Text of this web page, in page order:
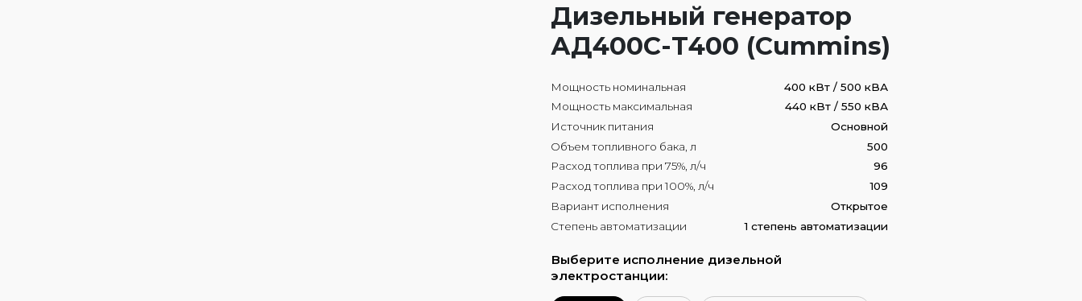
Дизельный генератор
АД400С-Т400 (Cummins)
Мощность номинальная
400 кВт / 500 кВА
Мощность максимальная
440 кВт / 550 кВА
Источник питания
Основной
Объем топливного бака, л
500
Расход топлива при 75%, л/ч
96
Расход топлива при 100%, л/ч
109
Вариант исполнения
Открытое
Степень автоматизации
1 степень автоматизации
Выберите исполнение дизельной
электростанции: